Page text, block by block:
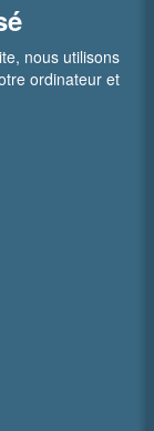
nous utilisons
ordinateur et